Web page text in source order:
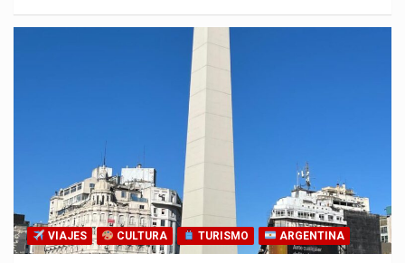
VIAJES CULTURA TURISMO ARGENTINA